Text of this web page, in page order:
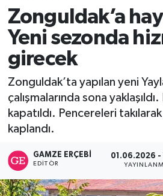
Zonguldak’a
Yeni sezonda
girecek
Zonguldak’ta yapılan yeni
çalışmalarında sona yaklaşıldı.
kapatıldı. Pencereleri
kaplandı.
GAMZE ERÇEBI
EDITÖR
01.06.2026 -
GÜNCEL
SİYASET
RESMİ İLAN
GENEL
SPOR
SİYASET
SAĞLIK
GÜNCEL
RESMİ İLAN
Tüm Manşetler
Son Dakika Haberleri
Haber Arşivi